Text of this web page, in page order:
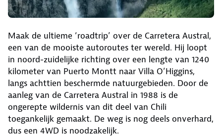
Maak de ultieme ‘roadtrip’ over de Carretera Austral,
een van de mooiste autoroutes ter wereld. Hij loopt
in noord-zuidelijke richting over een lengte van 1240
kilometer van Puerto Montt naar Villa O’Higgins,
langs achttien beschermde natuurgebieden. Door de
aanleg van de Carretera Austral in 1988 is de
ongerepte wildernis van dit deel van Chili
toegankelijk gemaakt. De weg is nog deels onverhard,
dus een 4WD is noodzakelijk.